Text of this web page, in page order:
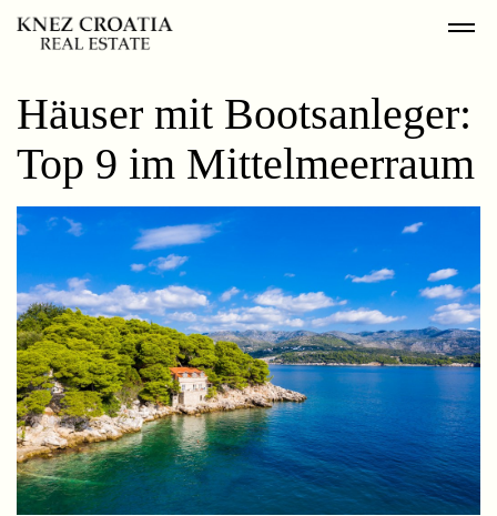
Häuser mit Bootsanleger:
Top 9 im Mittelmeerraum